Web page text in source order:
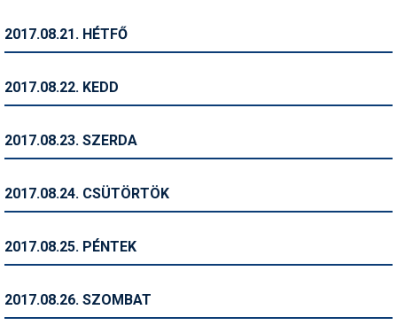
Szakértők
Telemark
Történelem
2017.08.21. HÉTFŐ
2017.08.22. KEDD
2017.08.23. SZERDA
2017.08.24. CSÜTÖRTÖK
2017.08.25. PÉNTEK
2017.08.26. SZOMBAT